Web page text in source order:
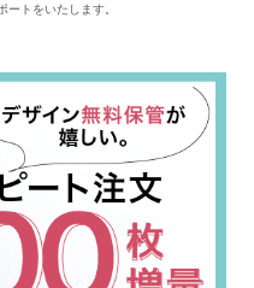
ートをいたします。